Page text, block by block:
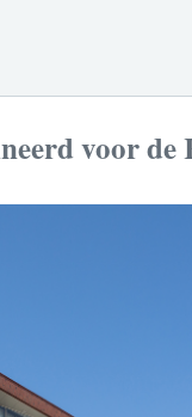
voor de